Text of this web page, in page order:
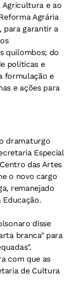
Agricultura e ao
Agrária
para garantir a
quilombos; do
políticas e
formulação e
e ações para
dramaturgo
Especial
das Artes
o novo cargo
remanejado
disse
branca" para
com que as
de Cultura